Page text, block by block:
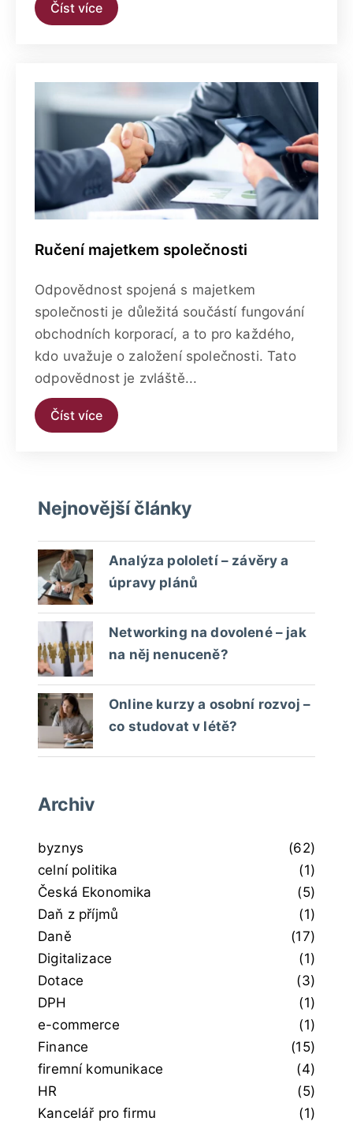
Číst více
Ručení majetkem společnosti
Odpovědnost spojená s majetkem
společnosti je důležitá součástí fungování
obchodních korporací, a to pro každého,
kdo uvažuje o založení společnosti. Tato
odpovědnost je zvláště...
Číst více
Nejnovější články
Analýza pololetí – závěry a
úpravy plánů
Networking na dovolené – jak
na něj nenuceně?
Online kurzy a osobní rozvoj –
co studovat v létě?
Archiv
byznys
(62)
celní politika
(1)
Česká Ekonomika
(5)
Daň z příjmů
(1)
Daně
(17)
Digitalizace
(1)
Dotace
(3)
DPH
(1)
e-commerce
(1)
Finance
(15)
firemní komunikace
(4)
HR
(5)
Kancelář pro firmu
(1)